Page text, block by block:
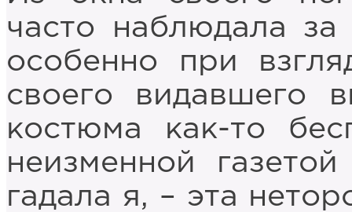
часто наблюдала
особенно при
своего видавшего
костюма как-то
неизменной
гадала я, – эта